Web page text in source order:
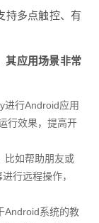
持多点触控、有
其应用场景非常
进行Android应用
行效果，提高开
比如帮助朋友或
行远程操作，
Android系统的教